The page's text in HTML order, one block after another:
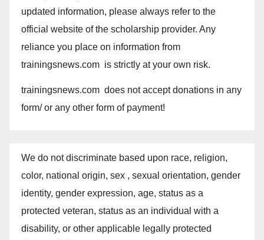
updated information, please always refer to the
official website of the scholarship provider. Any
reliance you place on information from
trainingsnews.com is strictly at your own risk.
trainingsnews.com does not accept donations in any
form/ or any other form of payment!
We do not discriminate based upon race, religion,
color, national origin, sex , sexual orientation, gender
identity, gender expression, age, status as a
protected veteran, status as an individual with a
disability, or other applicable legally protected